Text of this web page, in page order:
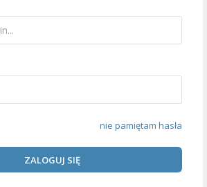
nie pamiętam hasła
ZALOGUJ SIĘ